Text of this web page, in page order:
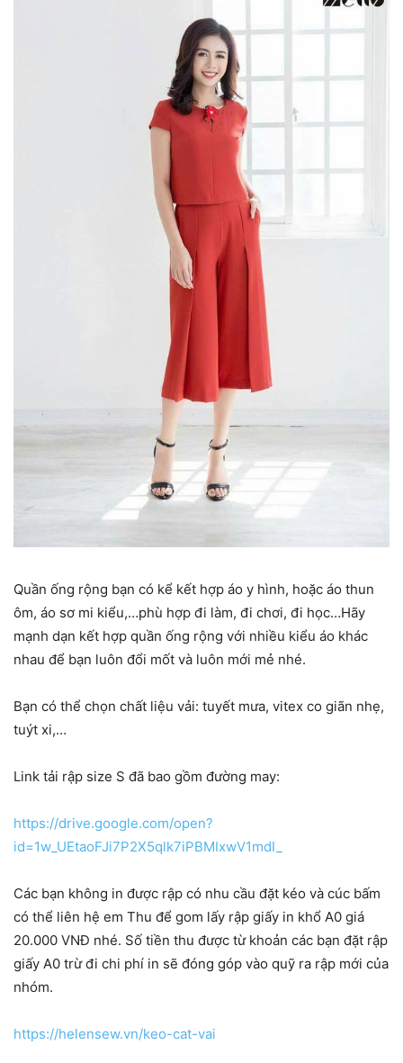
Quần ống rộng bạn có kể kết hợp áo y hình, hoặc áo thun
ôm, áo sơ mi kiểu,…phù hợp đi làm, đi chơi, đi học…Hãy
mạnh dạn kết hợp quần ống rộng với nhiều kiểu áo khác
nhau để bạn luôn đổi mốt và luôn mới mẻ nhé.
Bạn có thể chọn chất liệu vải: tuyết mưa, vitex co giãn nhẹ,
tuýt xi,…
Link tải rập size S đã bao gồm đường may:
https://drive.google.com/open?
id=1w_UEtaoFJi7P2X5qlk7iPBMIxwV1mdI_
Các bạn không in được rập có nhu cầu đặt kéo và cúc bấm
có thể liên hệ em Thu để gom lấy rập giấy in khổ A0 giá
20.000 VNĐ nhé. Số tiền thu được từ khoản các bạn đặt rập
giấy A0 trừ đi chi phí in sẽ đóng góp vào quỹ ra rập mới của
nhóm.
https://helensew.vn/keo-cat-vai